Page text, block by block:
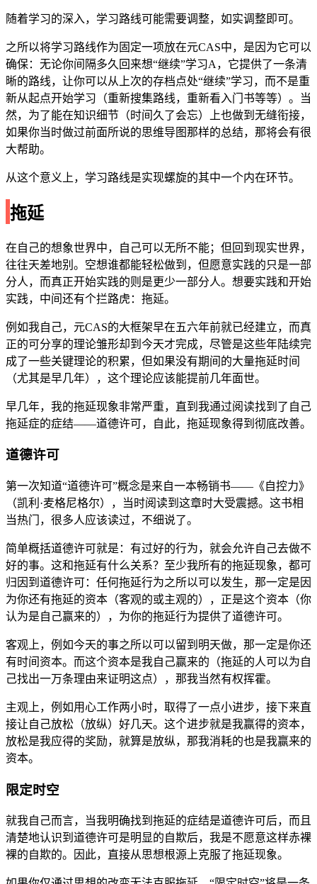
随着学习的深入，学习路线可能需要调整，如实调整即可。
之所以将学习路线作为固定一项放在元CAS中，是因为它可以
确保：无论你间隔多久回来想“继续”学习A，它提供了一条清
晰的路线，让你可以从上次的存档点处“继续”学习，而不是重
新从起点开始学习（重新搜集路线，重新看入门书等等）。当
然，为了能在知识细节（时间久了会忘）上也做到无缝衔接，
如果你当时做过前面所说的思维导图那样的总结，那将会有很
大帮助。
从这个意义上，学习路线是实现螺旋的其中一个内在环节。
拖延
在自己的想象世界中，自己可以无所不能；但回到现实世界，
往往天差地别。空想谁都能轻松做到，但愿意实践的只是一部
分人，而真正开始实践的则是更少一部分人。想要实践和开始
实践，中间还有个拦路虎：拖延。
例如我自己，元CAS的大框架早在五六年前就已经建立，而真
正的可分享的理论雏形却到今天才完成，尽管是这些年陆续完
成了一些关键理论的积累，但如果没有期间的大量拖延时间
（尤其是早几年），这个理论应该能提前几年面世。
早几年，我的拖延现象非常严重，直到我通过阅读找到了自己
拖延症的症结——道德许可，自此，拖延现象得到彻底改善。
道德许可
第一次知道“道德许可”概念是来自一本畅销书——《自控力》
（凯利·麦格尼格尔），当时阅读到这章时大受震撼。这书相
当热门，很多人应该读过，不细说了。
简单概括道德许可就是：有过好的行为，就会允许自己去做不
好的事。这和拖延有什么关系？至少我所有的拖延现象，都可
归因到道德许可：任何拖延行为之所以可以发生，那一定是因
为你还有拖延的资本（客观的或主观的），正是这个资本（你
认为是自己赢来的），为你的拖延行为提供了道德许可。
客观上，例如今天的事之所以可以留到明天做，那一定是你还
有时间资本。而这个资本是我自己赢来的（拖延的人可以为自
己找出一万条理由来证明这点），那我当然有权挥霍。
主观上，例如用心工作两小时，取得了一点小进步，接下来直
接让自己放松（放纵）好几天。这个进步就是我赢得的资本，
放松是我应得的奖励，就算是放纵，那我消耗的也是我赢来的
资本。
限定时空
就我自己而言，当我明确找到拖延的症结是道德许可后，而且
清楚地认识到道德许可是明显的自欺后，我是不愿意这样赤裸
裸的自欺的。因此，直接从思想根源上克服了拖延现象。